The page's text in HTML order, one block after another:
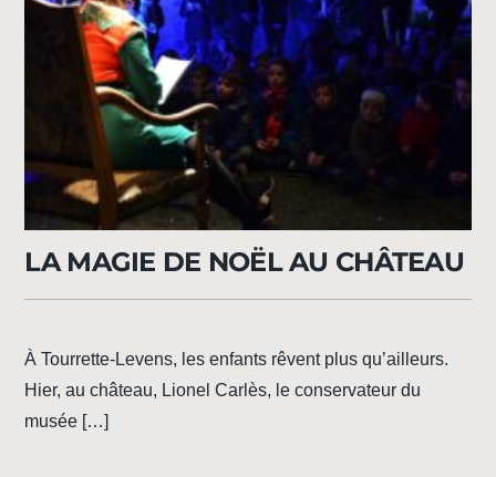
LA MAGIE DE NOËL AU CHÂTEAU
À Tourrette-Levens, les enfants rêvent plus qu’ailleurs.
Hier, au château, Lionel Carlès, le conservateur du
musée […]